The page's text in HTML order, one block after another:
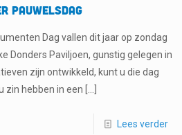
Pauwelsdag
Dag vallen dit jaar op zondag
Donders Paviljoen, gunstig gelegen in
zijn ontwikkeld, kunt u die dag
zin hebben in een
Lees verder